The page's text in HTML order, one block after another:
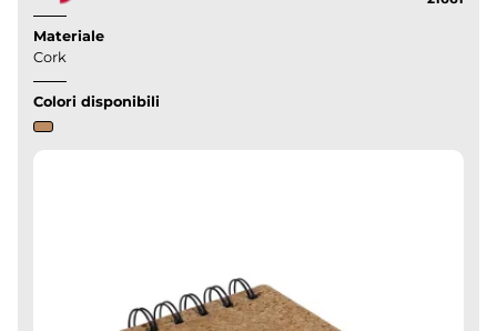
Materiale
Cork
Colori disponibili